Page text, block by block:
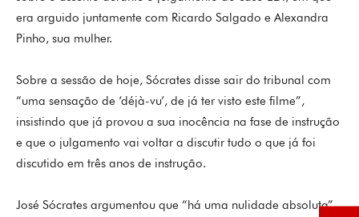
era arguido juntamente com Ricardo Salgado e Alexandra
Pinho, sua mulher.
Sobre a sessão de hoje, Sócrates disse sair do tribunal com
“uma sensação de ‘déjà-vu’, de já ter visto este filme”,
insistindo que já provou a sua inocência na fase de instrução
e que o julgamento vai voltar a discutir tudo o que já foi
discutido em três anos de instrução.
José Sócrates argumentou que “há uma nulidade absoluta”